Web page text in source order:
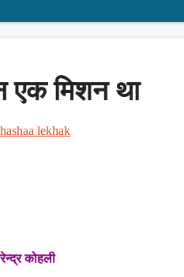
एक मिशन था
lekhak
कोहली